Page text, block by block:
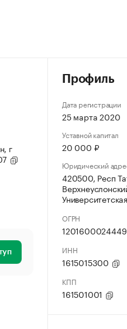
г
Профиль
Дата регистрации
25 марта 2020
Уставной капитал
20 000 ₽
Юридический
420500, Респ
ОГРН
1201600024449
ИНН
1615015300
КПП
161501001